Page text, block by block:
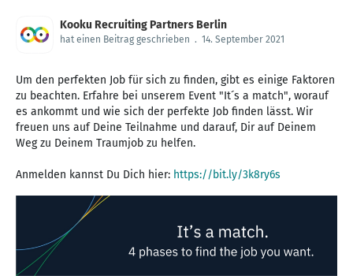
Kooku Recruiting Partners Berlin
hat einen Beitrag geschrieben . 14. September 2021
Um den perfekten Job für sich zu finden, gibt es einige Faktoren
zu beachten. Erfahre bei unserem Event "It´s a match", worauf
es ankommt und wie sich der perfekte Job finden lässt. Wir
freuen uns auf Deine Teilnahme und darauf, Dir auf Deinem
Weg zu Deinem Traumjob zu helfen.
Anmelden kannst Du Dich hier: https://bit.ly/3k8ry6s